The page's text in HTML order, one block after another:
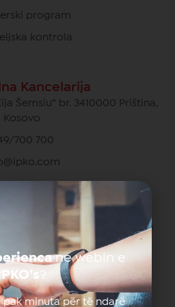
program
kontrola
Kancelarija
Šemsiu“ br. 3410000 Priština,
Kosovo
700 700
O Kupcima
za pozive unutar IPKO mreže
od svih operatera na Kosovu
u romingu
ne webin e
?
pak minuta për të ndarë